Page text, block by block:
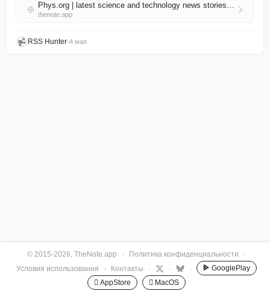
Phys.org | latest science and technology news stories на русском RSS
thenote.app
RSS Hunter•4 мая
© 2015-2026, TheNote.app · Политика конфиденциальности
·
Условия использования
· Контакты · · ·
GooglePlay
 AppStore
 MacOS